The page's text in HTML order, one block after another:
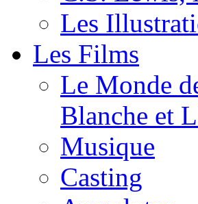
Les
Les Films
Le Monde
Blanche et
Musique
Casting